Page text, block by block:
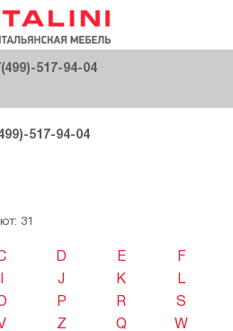
517-94-04
+7(499)-517-94-04
, г. Москва,
проспект, д. 36 стр.3
517-94-04
31
D E
F
J K
L
P R
S
Z Q
W